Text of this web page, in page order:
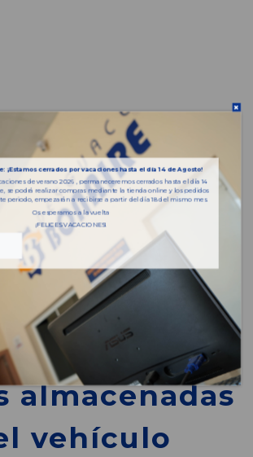
almacenadas
vehículo
¡Estamos cerrados por vacaciones hasta el día 14 de Agosto!
de verano 2026 , permaneceremos cerrados hasta el día 14
se podrá realizar compras mediante la tienda online y los pedidos
periodo, empezarán a recibirse a partir del día 18 del mismo mes.
Os esperamos a la vuelta
¡FELICES VACACIONES!